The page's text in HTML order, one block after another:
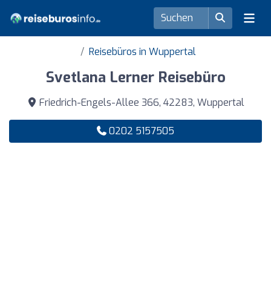
Reisebüros in Wuppertal
Svetlana Lerner Reisebüro
Friedrich-Engels-Allee 366, 42283, Wuppertal
0202 5157505